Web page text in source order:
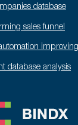
database
sales funnel
improving
database analysis